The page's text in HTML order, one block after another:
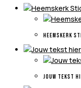
HEEMSKERK
JOUW TEKST